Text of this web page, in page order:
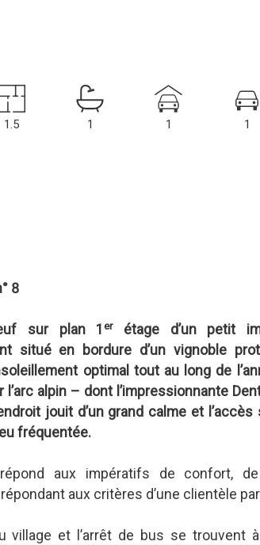
1.5 1 1 1
8
sur plan 1erétage d’un petit
situé en bordure d’un vignoble
optimal tout au long de
l’arc alpin – dont l’impressionnante
jouit d’un grand calme et
fréquentée.
aux impératifs de confort,
aux critères d’une clientèle
village et l’arrêt de bus se